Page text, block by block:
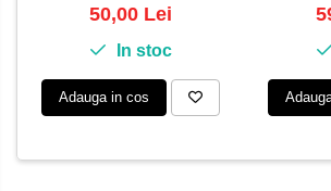
50,00 Lei
In stoc
Adauga in cos